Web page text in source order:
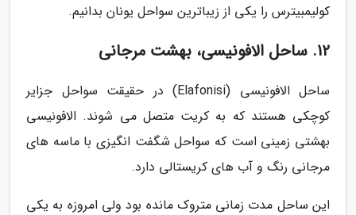
کولیمبیترس را یکی از زیباترین سواحل یونان بدانیم.
12. ساحل الافونیسی، بهشت مرجانی
ساحل الافونیسی (Elafonisi) در حقیقت سواحل جزایر
کوچکی هستند که به کریت متصل می شوند. الافونیسی
بهشتی زمینی است که سواحل شگفت انگیزی با ماسه های
مرجانی رنگ و آب های کریستالی دارد.
این ساحل مدت زمانی متروک مانده بود ولی امروزه به یکی